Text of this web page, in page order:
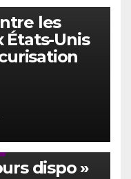
les
États-Unis
dispo »